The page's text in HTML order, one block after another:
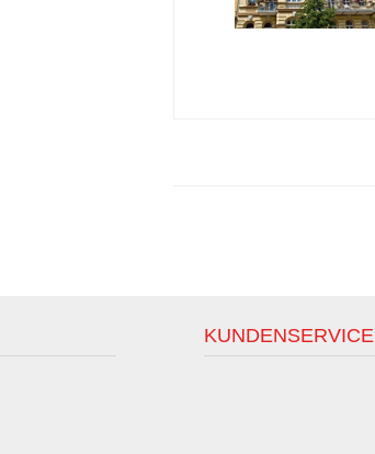
KUNDENSERVICE